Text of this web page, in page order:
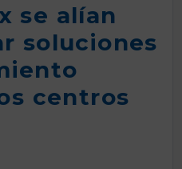
se alían
soluciones
centros